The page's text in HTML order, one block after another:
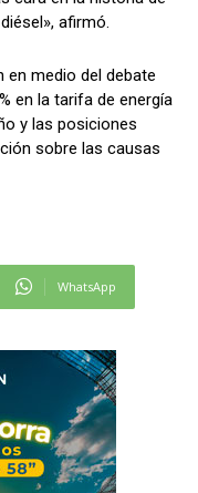
afirmó.
en medio del debate
en la tarifa de energía
y las posiciones
sobre las causas
WhatsApp